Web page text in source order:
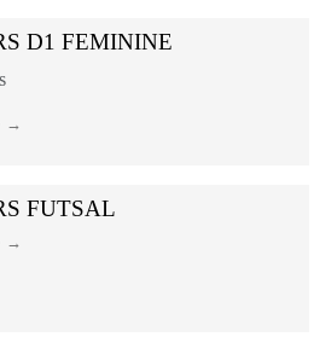
D1 FEMININE
FUTSAL